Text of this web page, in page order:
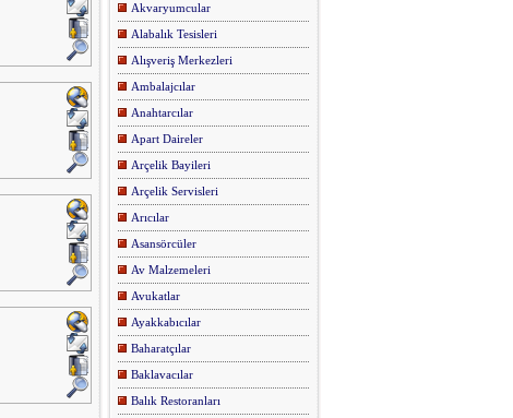
Akvaryumcular
Alabalık Tesisleri
Alışveriş Merkezleri
Ambalajcılar
Anahtarcılar
Apart Daireler
Arçelik Bayileri
Arçelik Servisleri
Arıcılar
Asansörcüler
Av Malzemeleri
Avukatlar
Ayakkabıcılar
Baharatçılar
Baklavacılar
Balık Restoranları